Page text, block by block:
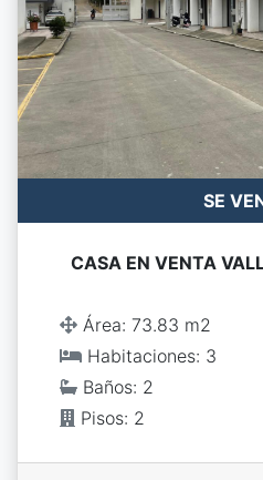
SE
CASA EN VENTA
Área: 73.83 m2
Habitaciones: 3
Baños: 2
Pisos: 2